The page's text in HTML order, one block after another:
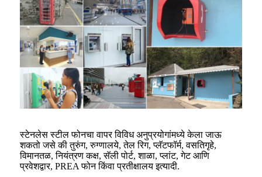
स्टेनलेस स्टील फोनचा वापर विविध अनुप्रयोगांमध्ये केला जाऊ
शकतो जसे की तुरुंग, रुग्णालये, तेल रिग, प्लॅटफॉर्म, वसतिगृहे,
विमानतळ, नियंत्रण कक्ष, सॅली पोर्ट, शाळा, प्लांट, गेट आणि
प्रवेशद्वार, PREA फोन किंवा प्रतीक्षालय इत्यादी.